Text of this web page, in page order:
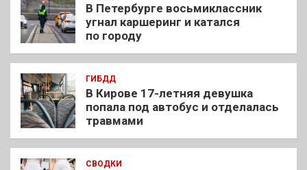
В Петербурге восьмиклассник
угнал каршеринг и катался
по городу
ГИБДД
В Кирове 17-летняя девушка
попала под автобус и отделалась
травмами
СВОДКИ